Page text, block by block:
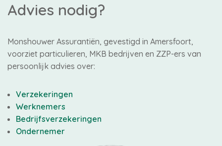
Advies nodig?
Monshouwer Assurantiën, gevestigd in Amersfoort,
voorziet particulieren, MKB bedrijven en ZZP-ers van
persoonlijk advies over:
Verzekeringen
Werknemers
Bedrijfsverzekeringen
Ondernemer